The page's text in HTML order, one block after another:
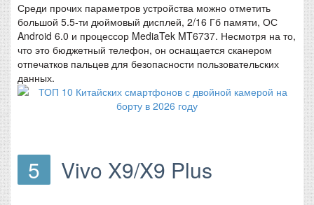
Среди прочих параметров устройства можно отметить
большой 5.5-ти дюймовый дисплей, 2/16 Гб памяти, ОС
Android 6.0 и процессор MediaTek MT6737. Несмотря на то,
что это бюджетный телефон, он оснащается сканером
отпечатков пальцев для безопасности пользовательских
данных.
5 Vivo X9/X9 Plus